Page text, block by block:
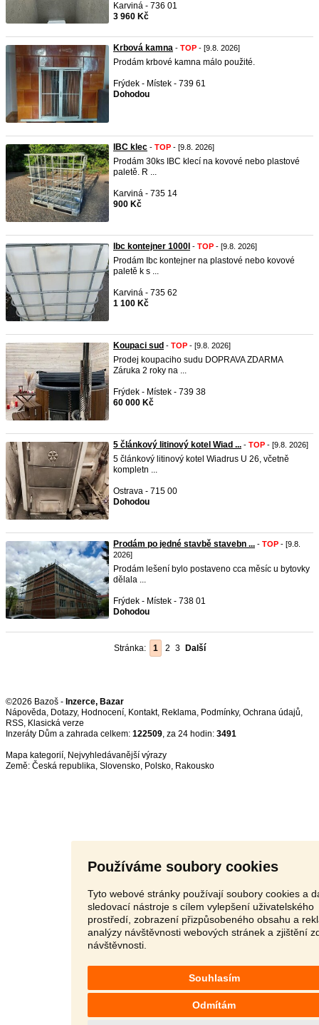
Používáme soubory cookies
Tyto webové stránky používají soubory cookies a
sledovací nástroje s cílem vylepšení uživatelského
prostředí, zobrazení přizpůsobeného obsahu a
analýzy návštěvnosti webových stránek a zjištění
návštěvnosti.
Souhlasím
Odmítám
Karviná - 736 01
3 960 Kč
Krbová kamna - TOP - [9.8. 2026]
Prodám krbové kamna málo použité.
Frýdek - Místek - 739 61
Dohodou
IBC klec - TOP - [9.8. 2026]
Prodám 30ks IBC klecí na kovové nebo plastové
paletě. R ...
Karviná - 735 14
900 Kč
Ibc kontejner 1000l - TOP - [9.8. 2026]
Prodám Ibc kontejner na plastové nebo kovové
paletě k s ...
Karviná - 735 62
1 100 Kč
Koupaci sud - TOP - [9.8. 2026]
Prodej koupaciho sudu DOPRAVA ZDARMA
Záruka 2 roky na ...
Frýdek - Místek - 739 38
60 000 Kč
5 článkový litinový kotel Wiad ... - TOP - [9.8. 2026]
5 článkový litinový kotel Wiadrus U 26, včetně
kompletn ...
Ostrava - 715 00
Dohodou
Prodám po jedné stavbě stavebn ... - TOP - [9.8.
2026]
Prodám lešení bylo postaveno cca měsíc u bytovky
dělala ...
Frýdek - Místek - 738 01
Dohodou
Stránka: 1 2 3 Další
©2026 Bazoš - Inzerce, Bazar
Nápověda, Dotazy, Hodnocení, Kontakt, Reklama, Podmínky, Ochrana údajů,
RSS,
Inzeráty Dům a zahrada celkem: 122509, za 24 hodin: 3491
Mapa kategorií, Nejvyhledávanější výrazy
Země: Česká republika, Slovensko, Polsko, Rakousko